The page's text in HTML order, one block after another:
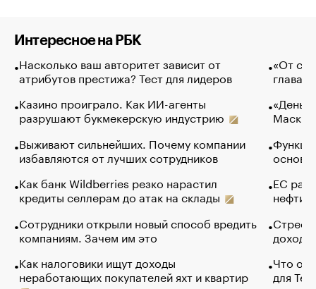
Интересное на РБК
Насколько ваш авторитет зависит от
атрибутов престижа? Тест для лидеров
Казино проиграло. Как ИИ-агенты
разрушают букмекерскую индустрию
Выживают сильнейших. Почему компании
избавляются от лучших сотрудников
Как банк Wildberries резко нарастил
кредиты селлерам до атак на склады
Сотрудники открыли новый способ вредить
компаниям. Зачем им это
Как налоговики ищут доходы
неработающих покупателей яхт и квартир
«От
глава
Маск в
основ
ЕС
нефти
Что
для